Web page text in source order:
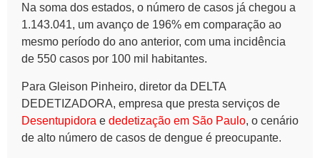
Na soma dos estados, o número de casos já chegou a
1.143.041, um avanço de 196% em comparação ao
mesmo período do ano anterior, com uma incidência
de 550 casos por 100 mil habitantes.
Para Gleison Pinheiro, diretor da DELTA
DEDETIZADORA, empresa que presta serviços de
Desentupidora e dedetização em São Paulo, o cenário
de alto número de casos de dengue é preocupante.